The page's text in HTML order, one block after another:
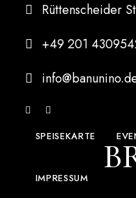
Rüttenscheider
+49 201
SPEISEKARTE
IMPRESSUM